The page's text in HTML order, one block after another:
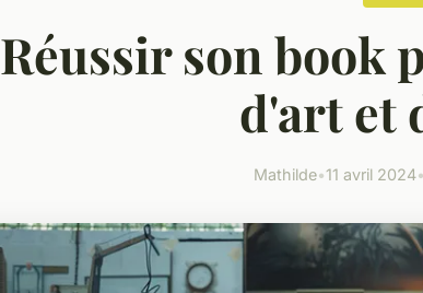
Réussir son book
d'art et
Mathilde•11 avril 2024•